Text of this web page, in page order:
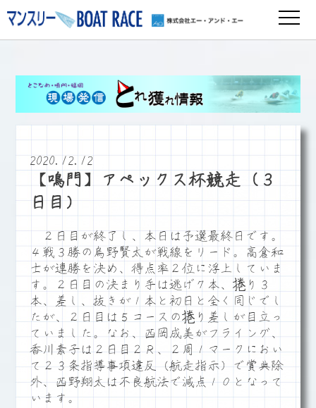
2020.12.12
【鳴門】アペックス杯競走（３
日目）
２日目が終了し、本日は予選最終日です。
４戦３勝の烏野賢太が戦線をリード。高倉和
士が連勝を決め、得点率２位に浮上していま
す。２日目の決まり手は逃げ７本、捲り３
本、差し、抜きが１本と初日と全く同じでし
たが、２日目は５コースの捲り差しが目立っ
ていました。なお、西岡成美がフライング、
香川素子は２日目２Ｒ、２周１マークにおい
て２３条指導事項違反（航走指示）で賞典除
外、西野翔太は不良航法で減点１０となって
います。